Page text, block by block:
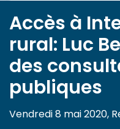
Accès à
rural: Luc
des
publiques
Vendredi 8 mai 2020,